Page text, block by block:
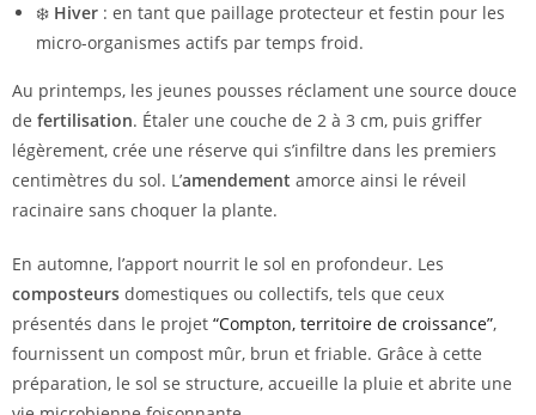
❄️ Hiver : en tant que paillage protecteur et festin pour les
micro-organismes actifs par temps froid.
Au printemps, les jeunes pousses réclament une source douce
de fertilisation. Étaler une couche de 2 à 3 cm, puis griffer
légèrement, crée une réserve qui s’infiltre dans les premiers
centimètres du sol. L’amendement amorce ainsi le réveil
racinaire sans choquer la plante.
En automne, l’apport nourrit le sol en profondeur. Les
composteurs domestiques ou collectifs, tels que ceux
présentés dans le projet “Compton, territoire de croissance”,
fournissent un compost mûr, brun et friable. Grâce à cette
préparation, le sol se structure, accueille la pluie et abrite une